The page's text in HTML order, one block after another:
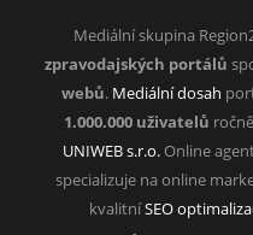
Mediální skupina
zpravodajských portálů
webů. Mediální dosah
1.000.000 uživatelů
UNIWEB s.r.o.Online
specializuje na online
kvalitníSEO